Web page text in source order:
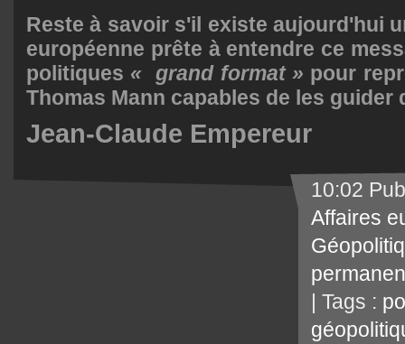
Reste à savoir s'il existe aujourd'hui
européenne prête à entendre ce
politiques « grand format » pour
Thomas Mann capables de les guider
Jean-Claude Empereur
10:02
Affaires
| Tags :